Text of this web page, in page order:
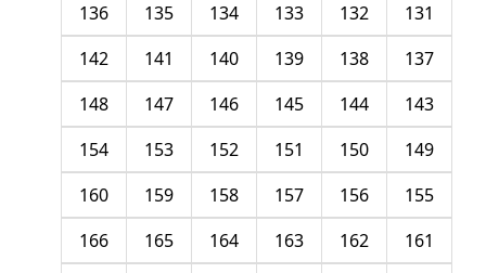
131
132
133
134
135
136
137
138
139
140
141
142
143
144
145
146
147
148
149
150
151
152
153
154
155
156
157
158
159
160
161
162
163
164
165
166